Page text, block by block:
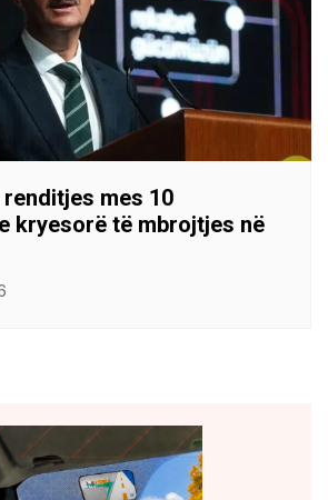
mes 10
kryesorë të mbrojtjes në